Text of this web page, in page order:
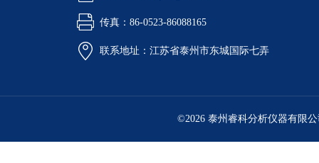
传真：86-0523-86088165
联系地址：江苏省泰州市东城国际七弄
©2026 泰州睿科分析仪器有限